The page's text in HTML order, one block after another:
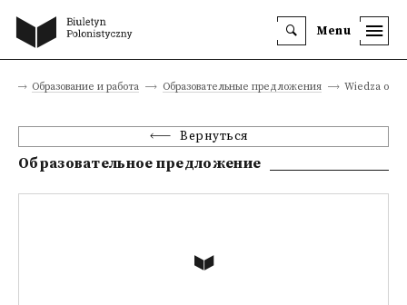
Menu
Образование и работа Образовательные предложения Wiedza o
Вернуться
Образовательное предложение